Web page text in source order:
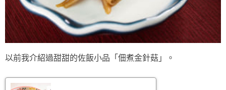
以前我介紹過甜甜的佐飯小品「佃煮金針菇」。